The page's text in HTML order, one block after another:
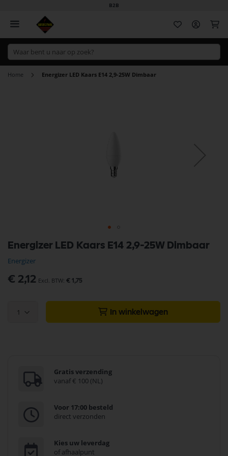
B2B
Home Energizer LED Kaars E14 2,9-25W Dimbaar
Energizer LED Kaars E14 2,9-25W Dimbaar
Energizer
€ 2,12 € 1,75
1 In winkelwagen
Gratis verzending
vanaf € 100 (NL)
Voor 17:00 besteld
direct verzonden
Kies uw leverdag
of afhaalpunt
naar
het
begin
van
de